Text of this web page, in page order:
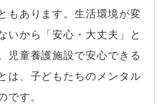
もあります。生活環境が変
いから「安心・大丈夫」と
児童養護施設で安心できる
は、子どもたちのメンタル
す。